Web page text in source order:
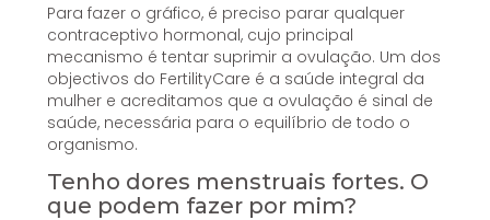
Para fazer o gráfico, é preciso parar qualquer
contraceptivo hormonal, cujo principal
mecanismo é tentar suprimir a ovulação. Um dos
objectivos do FertilityCare é a saúde integral da
mulher e acreditamos que a ovulação é sinal de
saúde, necessária para o equilíbrio de todo o
organismo.
Tenho dores menstruais fortes. O
que podem fazer por mim?